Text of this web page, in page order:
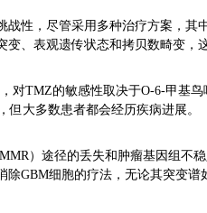
性，尽管采用多种治疗方案，其
、表观遗传状态和拷贝数畸变，
对TMZ的敏感性取决于O-6-甲基
大多数患者都会经历疾病进展。
）途径的丢失和肿瘤基因组不
GBM细胞的疗法，无论其突变谱